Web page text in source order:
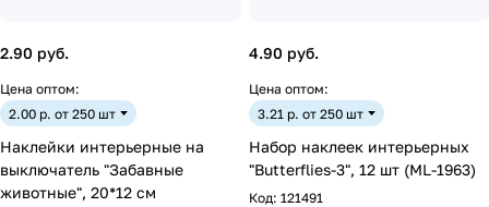
2.90 руб.
Цена оптом:
2.00 р. от 250 шт
Наклейки интерьерные на
выключатель "Забавные
животные", 20*12 см
4.90 руб.
Цена оптом:
3.21 р. от 250 шт
Набор наклеек интерьерных
"Butterflies-3", 12 шт (ML-1963)
Код: 121491